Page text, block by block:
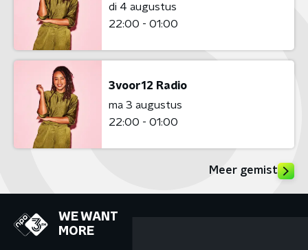
di 4 augustus
22:00 - 01:00
3voor12 Radio
ma 3 augustus
22:00 - 01:00
Meer gemist
WE WANT
MORE